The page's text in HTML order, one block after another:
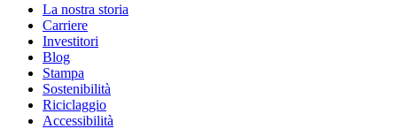
La nostra storia
Carriere
Investitori
Blog
Stampa
Sostenibilità
Riciclaggio
Accessibilità